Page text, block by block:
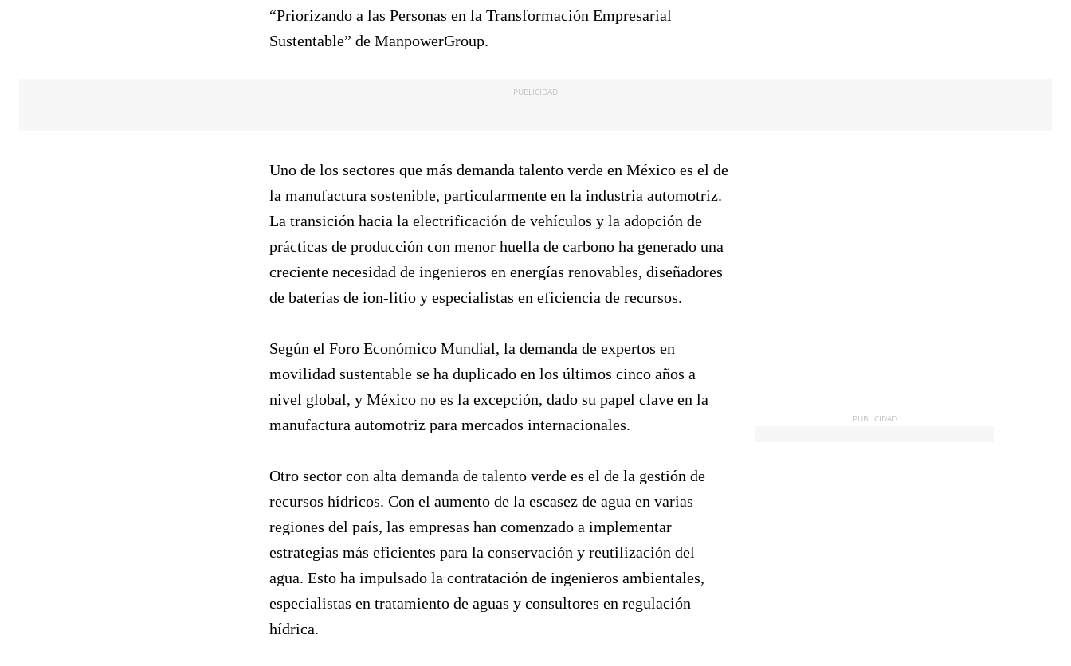
“Priorizando a las Personas en la Transformación Empresarial
Sustentable” de ManpowerGroup.
PUBLICIDAD
Uno de los sectores que más demanda talento verde en México es el de
la manufactura sostenible, particularmente en la industria automotriz.
La transición hacia la electrificación de vehículos y la adopción de
prácticas de producción con menor huella de carbono ha generado una
creciente necesidad de ingenieros en energías renovables, diseñadores
de baterías de ion-litio y especialistas en eficiencia de recursos.
Según el Foro Económico Mundial, la demanda de expertos en
movilidad sustentable se ha duplicado en los últimos cinco años a
nivel global, y México no es la excepción, dado su papel clave en la
manufactura automotriz para mercados internacionales.
Otro sector con alta demanda de talento verde es el de la gestión de
recursos hídricos. Con el aumento de la escasez de agua en varias
regiones del país, las empresas han comenzado a implementar
estrategias más eficientes para la conservación y reutilización del
agua. Esto ha impulsado la contratación de ingenieros ambientales,
especialistas en tratamiento de aguas y consultores en regulación
hídrica.
PUBLICIDAD